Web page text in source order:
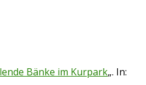
Bänke im Kurpark„. In: